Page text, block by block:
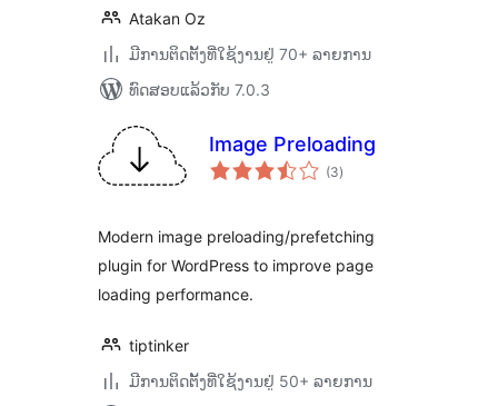
Atakan Oz
ມີການຕິດຕັ້ງທີ່ໃຊ້ງານຢູ່ 70+ ລາຍການ
ທົດສອບແລ້ວກັບ 7.0.3
Image Preloading
(3ຄະແນນ
ທັງໝົດ
)
Modern image preloading/prefetching
plugin for WordPress to improve page
loading performance.
tiptinker
ມີການຕິດຕັ້ງທີ່ໃຊ້ງານຢູ່ 50+ ລາຍການ